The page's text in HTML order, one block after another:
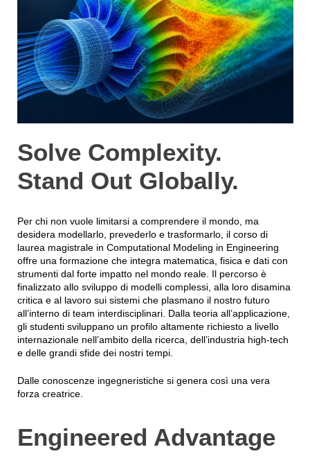
Solve Complexity.
Stand Out Globally.
Per chi non vuole limitarsi a comprendere il mondo, ma
desidera modellarlo, prevederlo e trasformarlo, il corso di
laurea magistrale in Computational Modeling in Engineering
offre una formazione che integra matematica, fisica e dati con
strumenti dal forte impatto nel mondo reale. Il percorso è
finalizzato allo sviluppo di modelli complessi, alla loro disamina
critica e al lavoro sui sistemi che plasmano il nostro futuro
all’interno di team interdisciplinari. Dalla teoria all’applicazione,
gli studenti sviluppano un profilo altamente richiesto a livello
internazionale nell’ambito della ricerca, dell’industria high-tech
e delle grandi sfide dei nostri tempi.
Dalle conoscenze ingegneristiche si genera così una vera
forza creatrice.
Engineered Advantage